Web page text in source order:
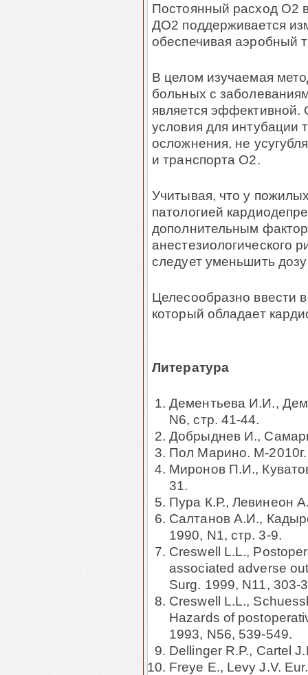
Постоянный расход О2
ДО2 поддерживается
обеспечивая аэробный
В целом изучаемая
больных с
является
условия для интубации
осложнения, не
и транспорта О2.
Учитывая, что у
патологией
дополнительным
анестезиологического
следует уменьшить
Целесообразно ввести
который обладает
Литература
Дементьева И.И.,
N6, стр. 41-44.
Добрыднев И.,
Пол Марино. М-
Миронов П.И.,
31.
Пура К.Р., Левинеон
Салтанов А.И.,
1990, N1, стр. 3-9.
Creswell L.L.,
associated adverse
Surg. 1999, N11, 303-
Creswell L.L.,
Hazards of
1993, N56, 539-549.
Dellinger R.P., Cartel
Freye E., Levy J.V.